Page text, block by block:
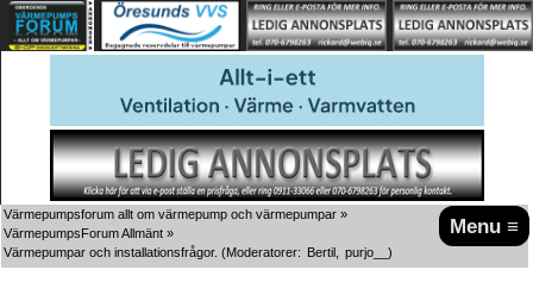
Menu ≡
Värmepumpsforum allt om värmepump och värmepumpar »
VärmepumpsForum Allmänt »
Värmepumpar och installationsfrågor. (Moderatorer: Bertil purjo__ )